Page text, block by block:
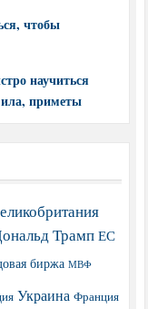
чтобы
научиться
приметы
Трамп ЕС
биржа МВФ
Украина Франция